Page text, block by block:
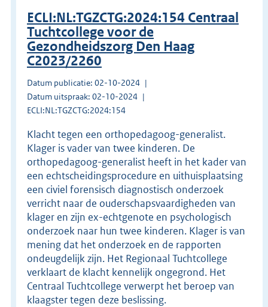
ECLI:NL:TGZCTG:2024:154 Centraal
Tuchtcollege voor de
Gezondheidszorg Den Haag
C2023/2260
Datum publicatie: 02-10-2024
Datum uitspraak: 02-10-2024
ECLI:NL:TGZCTG:2024:154
Klacht tegen een orthopedagoog-generalist.
Klager is vader van twee kinderen. De
orthopedagoog-generalist heeft in het kader van
een echtscheidingsprocedure en uithuisplaatsing
een civiel forensisch diagnostisch onderzoek
verricht naar de ouderschapsvaardigheden van
klager en zijn ex-echtgenote en psychologisch
onderzoek naar hun twee kinderen. Klager is van
mening dat het onderzoek en de rapporten
ondeugdelijk zijn. Het Regionaal Tuchtcollege
verklaart de klacht kennelijk ongegrond. Het
Centraal Tuchtcollege verwerpt het beroep van
klaagster tegen deze beslissing.